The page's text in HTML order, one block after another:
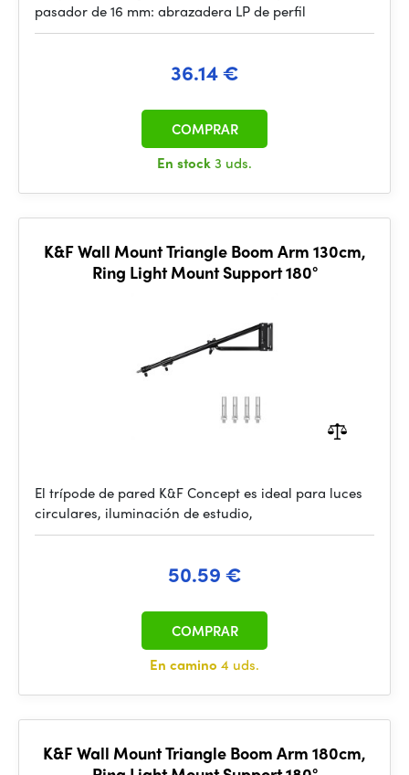
pasador de 16 mm: abrazadera LP de perfil
36.14 €
En stock3 uds.
COMPRAR
K&F Wall Mount Triangle Boom Arm 130cm,
Ring Light Mount Support 180°
El trípode de pared K&F Concept es ideal para luces
circulares, iluminación de estudio,
50.59 €
En camino 4 uds.
COMPRAR
K&F Wall Mount Triangle Boom Arm 180cm,